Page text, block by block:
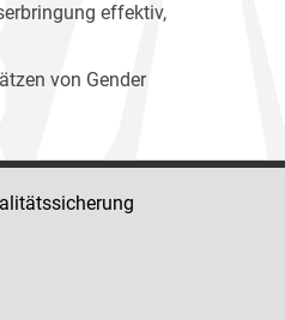
effektiv,
von Gender